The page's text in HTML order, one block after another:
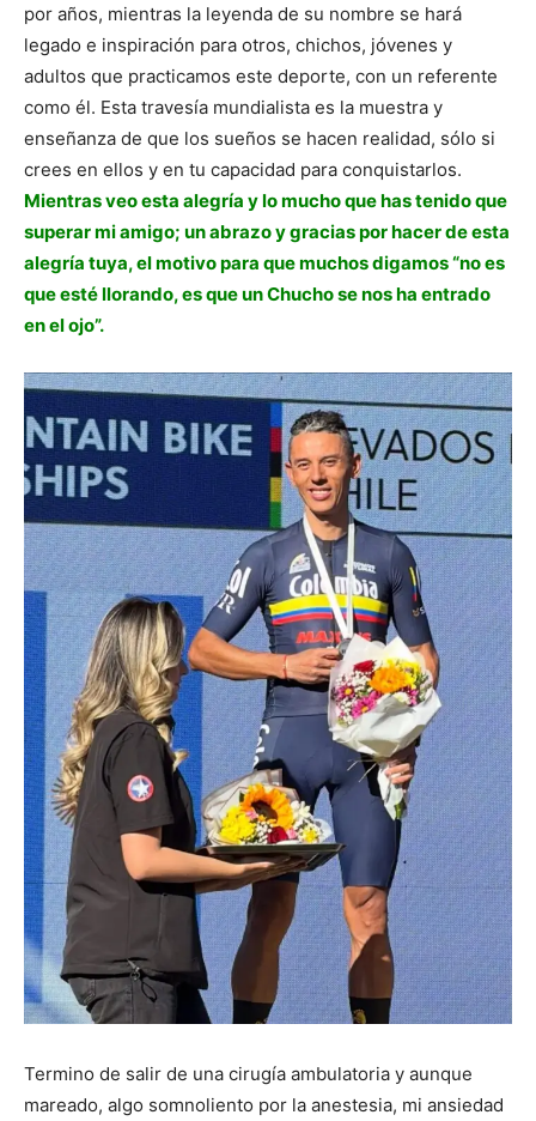
por años, mientras la leyenda de su nombre se hará
legado e inspiración para otros, chichos, jóvenes y
adultos que practicamos este deporte, con un referente
como él. Esta travesía mundialista es la muestra y
enseñanza de que los sueños se hacen realidad, sólo si
crees en ellos y en tu capacidad para conquistarlos.
Mientras veo esta alegría y lo mucho que has tenido que
superar mi amigo; un abrazo y gracias por hacer de esta
alegría tuya, el motivo para que muchos digamos “no es
que esté llorando, es que un Chucho se nos ha entrado
en el ojo”.
Termino de salir de una cirugía ambulatoria y aunque
mareado, algo somnoliento por la anestesia, mi ansiedad